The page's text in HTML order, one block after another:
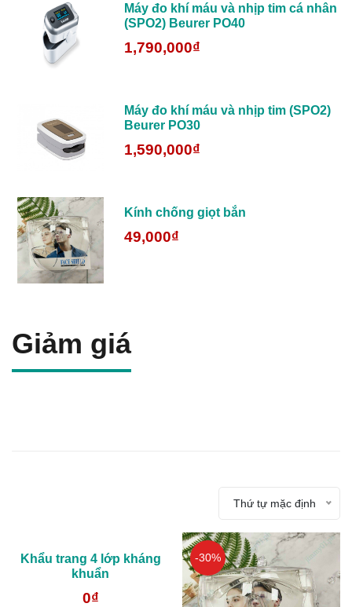
Máy đo khí máu và nhịp tim cá nhân
(SPO2) Beurer PO40
1,790,000₫
Máy đo khí máu và nhịp tim (SPO2)
Beurer PO30
1,590,000₫
Kính chống giọt bắn
49,000₫
Giảm giá
Thứ tự mặc định
Khẩu trang 4 lớp kháng
khuẩn
0₫
-30%